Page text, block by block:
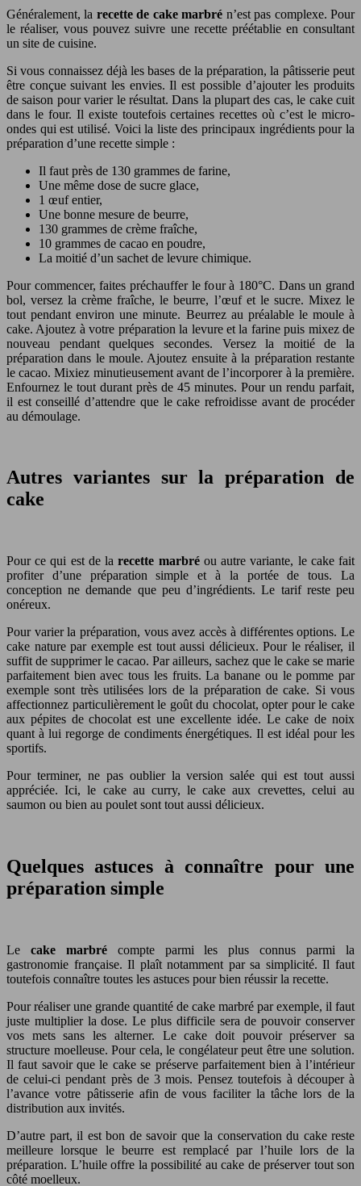
Généralement, la recette de cake marbré n’est pas complexe. Pour
le réaliser, vous pouvez suivre une recette préétablie en consultant
un site de cuisine.
Si vous connaissez déjà les bases de la préparation, la pâtisserie peut
être conçue suivant les envies. Il est possible d’ajouter les produits
de saison pour varier le résultat. Dans la plupart des cas, le cake cuit
dans le four. Il existe toutefois certaines recettes où c’est le micro-
ondes qui est utilisé. Voici la liste des principaux ingrédients pour la
préparation d’une recette simple :
Il faut près de 130 grammes de farine,
Une même dose de sucre glace,
1 œuf entier,
Une bonne mesure de beurre,
130 grammes de crème fraîche,
10 grammes de cacao en poudre,
La moitié d’un sachet de levure chimique.
Pour commencer, faites préchauffer le four à 180°C. Dans un grand
bol, versez la crème fraîche, le beurre, l’œuf et le sucre. Mixez le
tout pendant environ une minute. Beurrez au préalable le moule à
cake. Ajoutez à votre préparation la levure et la farine puis mixez de
nouveau pendant quelques secondes. Versez la moitié de la
préparation dans le moule. Ajoutez ensuite à la préparation restante
le cacao. Mixiez minutieusement avant de l’incorporer à la première.
Enfournez le tout durant près de 45 minutes. Pour un rendu parfait,
il est conseillé d’attendre que le cake refroidisse avant de procéder
au démoulage.
Autres variantes sur la préparation de
cake
Pour ce qui est de larecette marbréou autre variante, le cake fait
profiter d’une préparation simple et à la portée de tous. La
conception ne demande que peu d’ingrédients. Le tarif reste peu
onéreux.
Pour varier la préparation, vous avez accès à différentes options. Le
cake nature par exemple est tout aussi délicieux. Pour le réaliser, il
suffit de supprimer le cacao. Par ailleurs, sachez que le cake se marie
parfaitement bien avec tous les fruits. La banane ou le pomme par
exemple sont très utilisées lors de la préparation de cake. Si vous
affectionnez particulièrement le goût du chocolat, opter pour le cake
aux pépites de chocolat est une excellente idée. Le cake de noix
quant à lui regorge de condiments énergétiques. Il est idéal pour les
sportifs.
Pour terminer, ne pas oublier la version salée qui est tout aussi
appréciée. Ici, le cake au curry, le cake aux crevettes, celui au
saumon ou bien au poulet sont tout aussi délicieux.
Quelques astuces à connaître pour une
préparation simple
Le cake marbrécompte parmi les plus connus parmi la
gastronomie française. Il plaît notamment par sa simplicité. Il faut
toutefois connaître toutes les astuces pour bien réussir la recette.
Pour réaliser une grande quantité de cake marbré par exemple, il faut
juste multiplier la dose. Le plus difficile sera de pouvoir conserver
vos mets sans les alterner. Le cake doit pouvoir préserver sa
structure moelleuse. Pour cela, le congélateur peut être une solution.
Il faut savoir que le cake se préserve parfaitement bien à l’intérieur
de celui-ci pendant près de 3 mois. Pensez toutefois à découper à
l’avance votre pâtisserie afin de vous faciliter la tâche lors de la
distribution aux invités.
D’autre part, il est bon de savoir que la conservation du cake reste
meilleure lorsque le beurre est remplacé par l’huile lors de la
préparation. L’huile offre la possibilité au cake de préserver tout son
côté moelleux.